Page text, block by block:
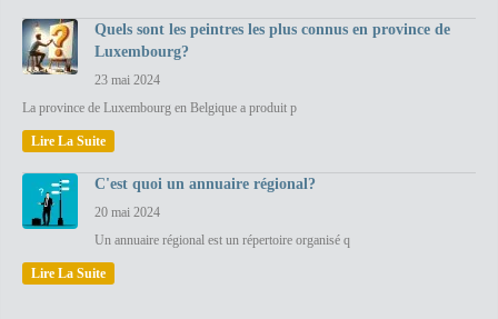
Quels sont les peintres les plus connus en province de
Luxembourg?
23 mai 2024
La province de Luxembourg en Belgique a produit p
Lire La Suite
C'est quoi un annuaire régional?
20 mai 2024
Un annuaire régional est un répertoire organisé q
Lire La Suite